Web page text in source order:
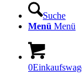
Suche
Menü Menü
0